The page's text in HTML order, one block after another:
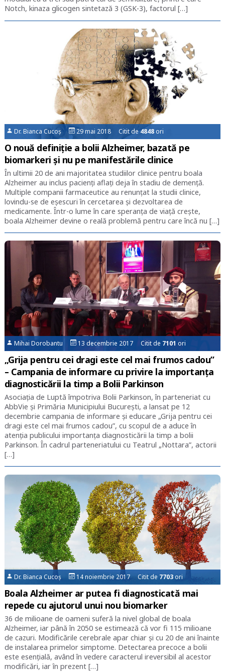
Notch, kinaza glicogen sintetază 3 (GSK-3), factorul […]
Dr. Bianca Cucoș 29 mai 2018 Citit de4848 ori
O nouă definiție a bolii Alzheimer, bazată pe
biomarkeri și nu pe manifestările clinice
În ultimii 20 de ani majoritatea studiilor clinice pentru boala
Alzheimer au inclus pacienți aflați deja în stadiu de demență.
Multiple companii farmaceutice au renunțat la studii clinice,
lovindu-se de eșescuri în cercetarea și dezvoltarea de
medicamente. Într-o lume în care speranța de viață crește,
boala Alzheimer devine o reală problemă pentru care încă nu […]
Mihai Dorobantu 13 decembrie 2017 Citit de 7101 ori
„Grija pentru cei dragi este cel mai frumos cadou”
– Campania de informare cu privire la importanța
diagnosticării la timp a Bolii Parkinson
Asociația de Luptă împotriva Bolii Parkinson, în parteneriat cu
AbbVie și Primăria Municipiului București, a lansat pe 12
decembrie campania de informare și educare „Grija pentru cei
dragi este cel mai frumos cadou”, cu scopul de a aduce în
atenția publicului importanța diagnosticării la timp a bolii
Parkinson. În cadrul parteneriatului cu Teatrul „Nottara”, actorii
[…]
Dr. Bianca Cucoș 14 noiembrie 2017 Citit de 7703ori
Boala Alzheimer ar putea fi diagnosticată mai
repede cu ajutorul unui nou biomarker
36 de milioane de oameni suferă la nivel global de boala
Alzheimer, iar până în 2050 se estimează că vor fi 115 milioane
de cazuri. Modificările cerebrale apar chiar și cu 20 de ani înainte
de instalarea primelor simptome. Detectarea precoce a bolii
este esențială, având în vedere caracterul ireversibil al acestor
modificări, iar în prezent […]